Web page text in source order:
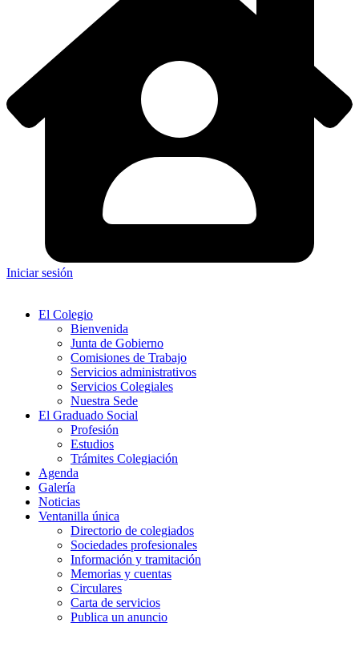
Iniciar sesión
El Colegio
Bienvenida
Junta de Gobierno
Comisiones de Trabajo
Servicios administrativos
Servicios Colegiales
Nuestra Sede
El Graduado Social
Profesión
Estudios
Trámites Colegiación
Agenda
Galería
Noticias
Ventanilla única
Directorio de colegiados
Sociedades profesionales
Información y tramitación
Memorias y cuentas
Circulares
Carta de servicios
Publica un anuncio